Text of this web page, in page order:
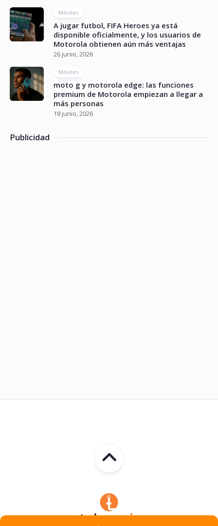
Móviles
A jugar futbol, FIFA Heroes ya está
disponible oficialmente, y los usuarios de
Motorola obtienen aún más ventajas
26 junio, 2026
Móviles
moto g y motorola edge: las funciones
premium de Motorola empiezan a llegar a
más personas
18 junio, 2026
Publicidad